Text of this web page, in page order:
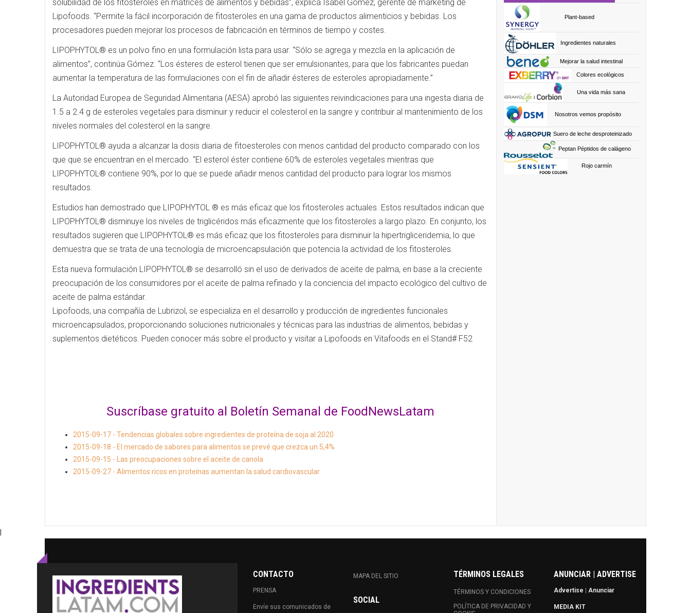
solubilidad de los fitosteroles en matrices de alimentos y bebidas”, explica Isabel Gomez, gerente de marketing de
Lipofoods. “Permite la fácil incorporación de fitosteroles en una gama de productos alimenticios y bebidas. Los
procesadores pueden mejorar los procesos de fabricación en términos de tiempo y costes.
LIPOPHYTOL® es un polvo fino en una formulación lista para usar. “Sólo se agrega y mezcla en la aplicación de
alimentos”, continúa Gómez. “Los ésteres de esterol tienen que ser emulsionantes, para que los fabricantes puedan
aumentar la temperatura de las formulaciones con el fin de añadir ésteres de esteroles apropiadamente.”
La Autoridad Europea de Seguridad Alimentaria (AESA) aprobó las siguientes reivindicaciones para una ingesta diaria de
1.5 a 2.4 g de esteroles vegetales para disminuir y reducir el colesterol en la sangre y contribuir al mantenimiento de los
niveles normales del colesterol en la sangre.
LIPOPHYTOL® ayuda a alcanzar la dosis diaria de fitoesteroles con menos cantidad del producto comparado con los
que que se encuentran en el mercado. “El esterol éster contiene 60% de esteroles vegetales mientras que
LIPOPHYTOL® contiene 90%, por lo que se puede añadir menos cantidad del producto para lograr los mismos
resultados.
Estudios han demostrado que LIPOPHYTOL ® es más eficaz que los fitosteroles actuales. Estos resultados indican que
LIPOPHYTOL® disminuye los niveles de triglicéridos más eficazmente que los fitosteroles a largo plazo. En conjunto, los
resultados sugieren que LIPOPHYTOL® es más eficaz que los fitosteroles para disminuir la hipertrigliceridemia, lo que
demuestra que se trata de una tecnología de microencapsulación que potencia la actividad de los fitosteroles.
Esta nueva formulación LIPOPHYTOL® se desarrolló sin el uso de derivados de aceite de palma, en base a la creciente
preocupación de los consumidores por el aceite de palma refinado y la conciencia del impacto ecológico del cultivo de
aceite de palma estándar.
Lipofoods, una compañía de Lubrizol, se especializa en el desarrollo y producción de ingredientes funcionales
microencapsulados, proporcionando soluciones nutricionales y técnicas para las industrias de alimentos, bebidas y
suplementos dietéticos. Pueden conocer más sobre el producto y visitar a Lipofoods en Vitafoods en el Stand# F52
Suscríbase gratuito al Boletín Semanal de FoodNewsLatam
2015-09-17 - Tendencias globales sobre ingredientes de proteína de soja al 2020
2015-09-18 - El mercado de sabores para alimentos se prevé que crezca un 5,4%
2015-09-15 - Las preocupaciones sobre el aceite de canola
2015-09-27 - Alimentos ricos en proteínas aumentan la salud cardiovascular
Plant-based
Ingredientes naturales
Mejorar la salud intestinal
Colores ecológicos
Una vida más sana
Nosotros vemos propósito
Suero de leche desproteinizado
Peptan Péptidos de calágeno
Rojo carmín
CONTACTO
PRENSA
Envíe sus comunicados de
MAPA DEL SITIO
SOCIAL
TÉRMINOS LEGALES
TÉRMINOS Y CONDICIONES
POLÍTICA DE PRIVACIDAD Y
ANUNCIAR | ADVERTISE
Advertise Anunciar
MEDIA KIT